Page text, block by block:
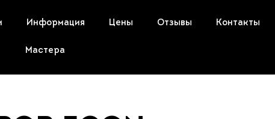
Информация Цены Отзывы Контакты
Мастера